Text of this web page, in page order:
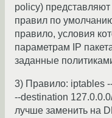
policy)
правил по
правило, условия
параметрам IP
заданные
3) Правило: iptables
--destination
лучше заменить на